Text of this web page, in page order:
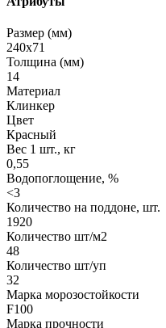
Размер (мм)
240х71
Толщина (мм)
14
Материал
Клинкер
Цвет
Красный
Вес 1 шт., кг
0,55
Водопоглощение, %
<3
Количество на поддоне, шт.
1920
Количество шт/м2
48
Количество шт/уп
32
Марка морозостойкости
F100
Марка прочности